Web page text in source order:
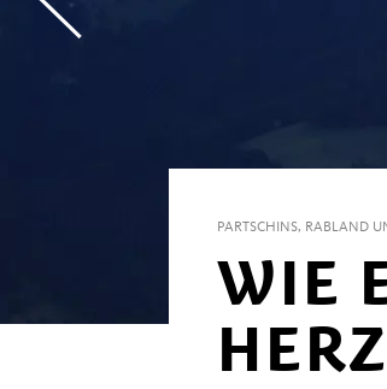
PARTSCHINS, RABLAND
WIE